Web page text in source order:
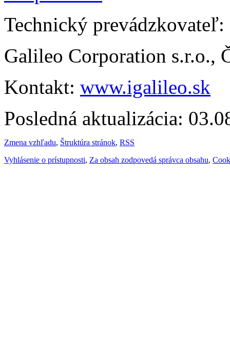
Technický prevádzkovateľ:
Galileo Corporation s.r.o.,
Kontakt: www.igalileo.sk
Posledná aktualizácia:
Zmena vzhľadu, Štruktúra stránok, RSS
Vyhlásenie o prístupnosti, Za obsah zodpovedá správca obsahu,